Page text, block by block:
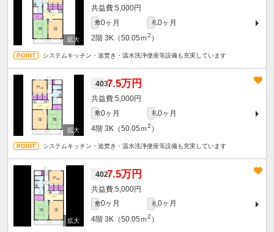
5,000円
敷0ヶ月 礼0ヶ月
2階 3K（50.05ｍ2 ）
システムキッチン・追焚き・温水洗浄便座等設備も充実しています
4037.5万円
5,000円
敷0ヶ月 礼0ヶ月
4階 3K（50.05ｍ2 ）
システムキッチン・追焚き・温水洗浄便座等設備も充実しています
4027.5万円
5,000円
敷0ヶ月 礼0ヶ月
4階 3K（50.05ｍ2 ）